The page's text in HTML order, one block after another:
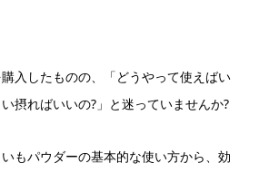
入したものの、「どうやって使えばい
摂ればいいの?」と迷っていませんか?
もパウダーの基本的な使い方から、効